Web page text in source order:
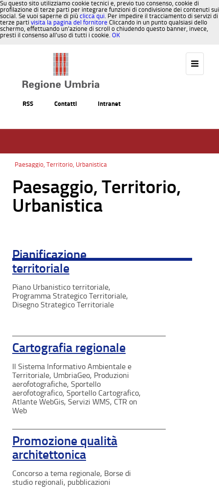
Su questo sito utilizziamo cookie tecnici e, previo tuo consenso, cookie di
profilazione di terze parti per integrare funzioni di condivisione dei contenuti sui
social. Se vuoi saperne di più clicca qui. Per impedire il tracciamento di servizi di
terze parti visita la pagina del fornitore Cliccando in un punto qualsiasi dello
schermo, effettuando un’azione di scroll o chiudendo questo banner, invece,
presti il consenso all’uso di tutti i cookie. OK
RSS Contatti Intranet
Paesaggio, Territorio, Urbanistica
Paesaggio, Territorio,
Urbanistica
Pianificazione
territoriale
Piano Urbanistico territoriale,
Programma Strategico Territoriale,
Disegno Strategico Territoriale
Cartografia regionale
Il Sistema Informativo Ambientale e
Territoriale, UmbriaGeo, Produzioni
aerofotografiche, Sportello
aerofotografico, Sportello Cartografico,
Atlante WebGis, Servizi WMS, CTR on
Web
Promozione qualità
architettonica
Concorso a tema regionale, Borse di
studio regionali, pubblicazioni